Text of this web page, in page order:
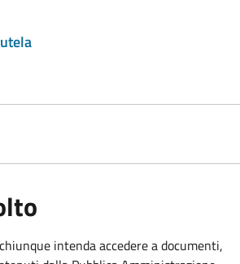
intenda accedere a documenti,